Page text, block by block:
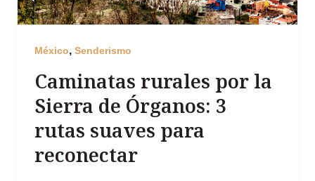
México, Senderismo
Caminatas rurales por la
Sierra de Órganos: 3
rutas suaves para
reconectar